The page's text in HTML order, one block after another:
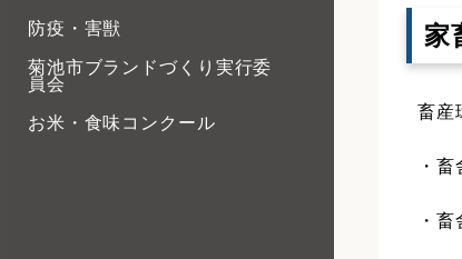
防疫・害獣
菊池市ブランドづくり実行委
員会
お米・食味コンクール
家
畜産
・
・